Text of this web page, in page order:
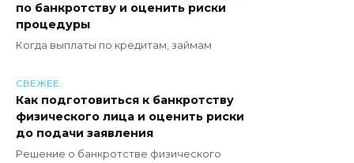
по банкротству и оценить риски
процедуры
Когда выплаты по кредитам, займам
СВЕЖЕЕ
Как подготовиться к банкротству
физического лица и оценить риски
до подачи заявления
Решение о банкротстве физического